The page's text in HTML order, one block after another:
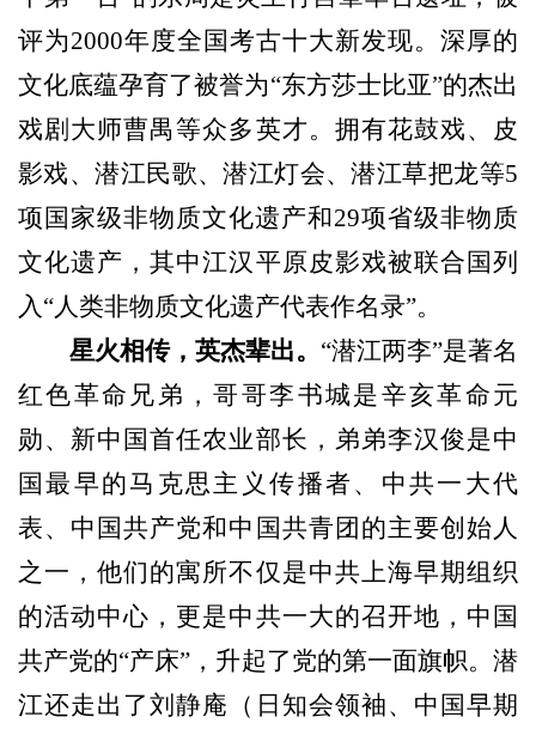
评为2000年度全国考古十大新发现。深厚的
文化底蕴孕育了被誉为“东方莎士比亚”的杰出
戏剧大师曹禺等众多英才。 拥有花鼓戏、皮
影戏、潜江民歌、潜江灯会、潜江草把龙等5
项国家级非物质文化遗产和29项省级非物质
文化遗产，其中江汉平原皮影戏被联合国列
入“人类非物质文化遗产代表作名录”。
星火相传，英杰辈出。 “潜江两李”是著名
红色革命兄弟，哥哥李书城是辛亥革命元
勋、新中国首任农业部长，弟弟李汉俊是中
国最早的马克思主义传播者、中共一大代
表、中国共产党和中国共青团的主要创始人
之一，他们的寓所不仅是中共上海早期组织
的活动中心，更是中共一大的召开地， 中国
共产党的“产床”， 升起了党的第一面旗帜。潜
江还走出了刘静庵（日知会领袖、中国早期